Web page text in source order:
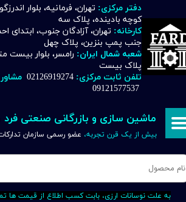
دفتر مرکزی: تهران، فرمانیه، بلوار
کوچه بادینده، پلاک سه
کارخانه: تهران، آزادگان جنوب، ابتدای
جنب پمپ بنزین، پلاک چهل
شعبه شمال ایران: رامسر، بلوار بیست
پلاک بیست
تلفن ثابت مرکزی: 02126919274
09121577537
ماشین سازی و بازرگانی صنعتی فرد
بیش از یک قرن تجربه، عضو رسمی سازمان
حساب کاربری من
تغییر گذر واژه
خروج از حساب کاربری
به علت نوسانات ارزی، بابت کسب اطلاع از قیمت ها